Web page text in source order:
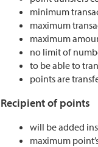
minimum
maximum
maximum
no limit of
to be able to
points are
Recipient of points
will be added
maximum